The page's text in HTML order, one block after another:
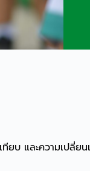
ทียบ และความเป